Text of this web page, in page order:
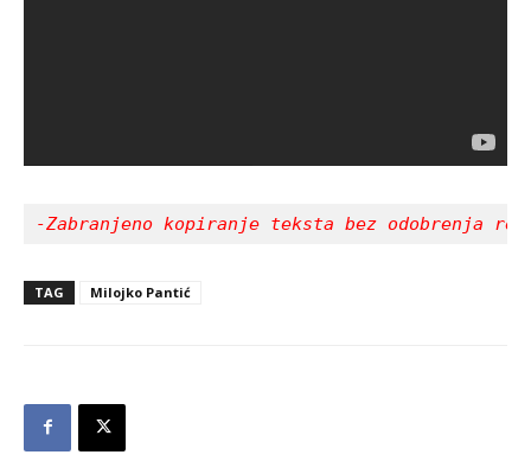
-Zabranjeno kopiranje teksta bez odobrenja
TAG Milojko Pantić